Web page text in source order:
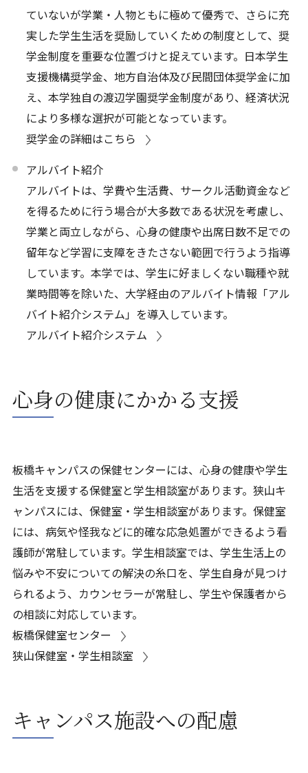
ていないが学業・人物ともに極めて優秀で、さらに充
実した学生生活を奨励していくための制度として、奨
学金制度を重要な位置づけと捉えています。日本学生
支援機構奨学金、地方自治体及び民間団体奨学金に加
え、本学独自の渡辺学園奨学金制度があり、経済状況
により多様な選択が可能となっています。
奨学金の詳細はこちら
アルバイト紹介
アルバイトは、学費や生活費、サークル活動資金など
を得るために行う場合が大多数である状況を考慮し、
学業と両立しながら、心身の健康や出席日数不足での
留年など学習に支障をきたさない範囲で行うよう指導
しています。本学では、学生に好ましくない職種や就
業時間等を除いた、大学経由のアルバイト情報「アル
バイト紹介システム」を導入しています。
アルバイト紹介システム
心身の健康にかかる支援
板橋キャンパスの保健センターには、心身の健康や学生
生活を支援する保健室と学生相談室があります。狭山キ
ャンパスには、保健室・学生相談室があります。保健室
には、病気や怪我などに的確な応急処置ができるよう看
護師が常駐しています。学生相談室では、学生生活上の
悩みや不安についての解決の糸口を、学生自身が見つけ
られるよう、カウンセラーが常駐し、学生や保護者から
の相談に対応しています。
板橋保健室センター
狭山保健室・学生相談室
キャンパス施設への配慮